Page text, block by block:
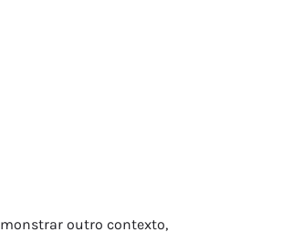
outro contexto,